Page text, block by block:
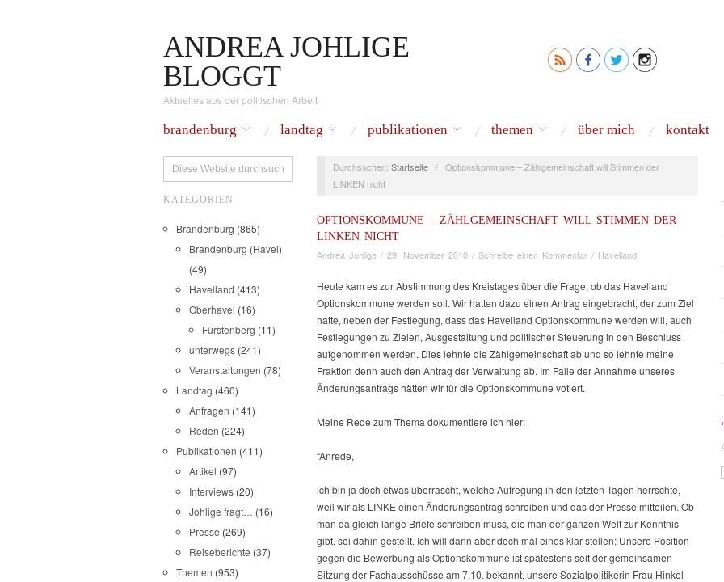
ANDREA JOHLIGE
BLOGGT
Aktuelles aus der politischen Arbeit
brandenburg landtag publikationen themen über mich kontakt
KATEGORIEN
Brandenburg (865)
Brandenburg (Havel)
(49)
Havelland (413)
Oberhavel (16)
Fürstenberg (11)
unterwegs (241)
Veranstaltungen (78)
Landtag (460)
Anfragen (141)
Reden (224)
Publikationen (411)
Artikel (97)
Interviews (20)
Johlige fragt… (16)
Presse (269)
Reiseberichte (37)
Themen (953)
Durchsuchen: Startseite / Optionskommune – Zählgemeinschaft will Stimmen der
LINKEN nicht
OPTIONSKOMMUNE – ZÄHLGEMEINSCHAFT WILL STIMMEN DER
LINKEN NICHT
Andrea Johlige / 29. November 2010 / Schreibe einen Kommentar / Havelland
Heute kam es zur Abstimmung des Kreistages über die Frage, ob das Havelland
Optionskommune werden soll. Wir hatten dazu einen Antrag eingebracht, der zum Ziel
hatte, neben der Festlegung, dass das Havelland Optionskommune werden will, auch
Festlegungen zu Zielen, Ausgestaltung und politischer Steuerung in den Beschluss
aufgenommen werden. Dies lehnte die Zählgemeinschaft ab und so lehnte meine
Fraktion denn auch den Antrag der Verwaltung ab. Im Falle der Annahme unseres
Änderungsantrags hätten wir für die Optionskommune votiert.
Meine Rede zum Thema dokumentiere ich hier:
“Anrede,
ich bin ja doch etwas überrascht, welche Aufregung in den letzten Tagen herrschte,
weil wir als LINKE einen Änderungsantrag schreiben und das der Presse mitteilen. Ob
man da gleich lange Briefe schreiben muss, die man der ganzen Welt zur Kenntnis
gibt, sei dahin gestellt. Ich will dann aber doch mal eines klar stellen: Unsere Position
gegen die Bewerbung als Optionskommune ist spätestens seit der gemeinsamen
Sitzung der Fachausschüsse am 7.10. bekannt, unsere Sozialpolitikerin Frau Hinkel